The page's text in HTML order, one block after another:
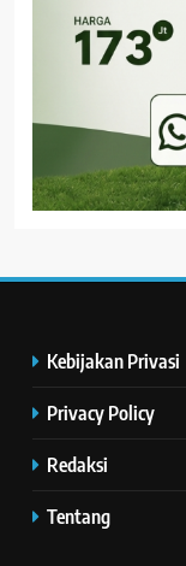
Kebijakan Privasi
Privacy Policy
Redaksi
Tentang